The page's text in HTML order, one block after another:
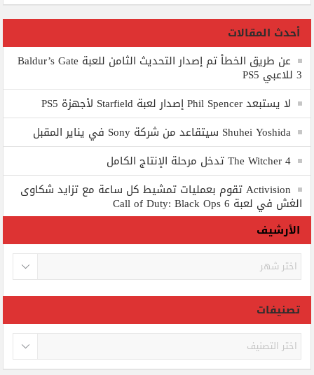
أحدث المقالات
عن طريق الخطأ تم إصدار التحديث الثامن للعبة Baldur’s Gate
3 للاعبي PS5
لا يستبعد Phil Spencer إصدار لعبة Starfield لأجهزة PS5
Shuhei Yoshida سيتقاعد من شركة Sony في يناير المقبل
The Witcher 4 تدخل مرحلة الإنتاج الكامل
Activision تقوم بعمليات تمشيط كل ساعة مع تزايد شكاوى
الغش في لعبة Call of Duty: Black Ops 6
الأرشيف
الأرشيف
تصنيفات
تصنيفات